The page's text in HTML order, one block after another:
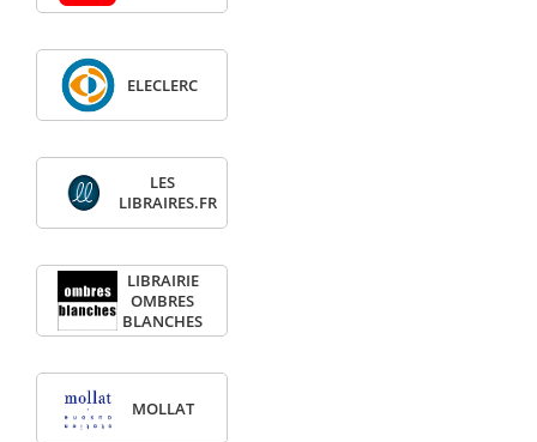
ELECLERC
LES
LIBRAIRES.FR
LIBRAIRIE
OMBRES
BLANCHES
MOLLAT